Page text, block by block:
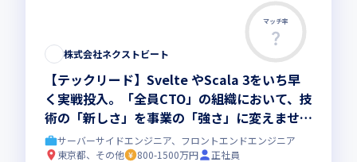
マッチ率
株式会社ネクストビート
【テックリード】Svelte やScala 3をいち早
く実戦投入。「全員CTO」の組織において、技
術の「新しさ」を事業の「強さ」に変えません
か？サーバーサイドエンジニア、フロントエンドエンジニア
東京都、その他
800-1500万円
正社員